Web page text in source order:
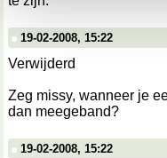
19-02-2008, 15:22
Verwijderd
Zeg missy, wanneer je
dan meegeband?
19-02-2008, 15:22